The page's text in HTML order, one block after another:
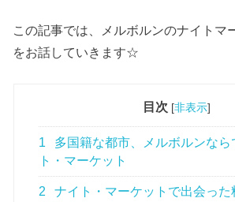
この記事では、メルボルンのナイトマ
をお話していきます☆
目次 [非表示]
1
多国籍な都市、メルボルンなら
ト・マーケット
2
ナイト・マーケットで出会った